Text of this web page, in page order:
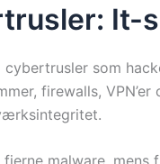
It-
som
firewalls,